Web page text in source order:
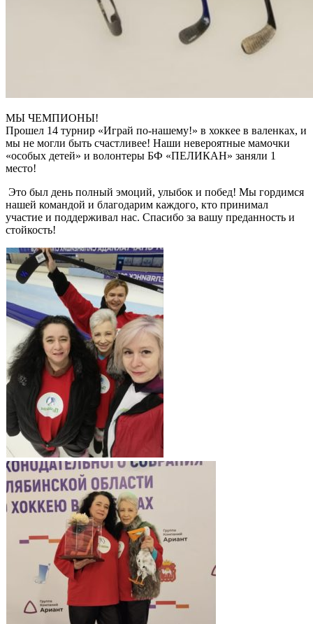
МЫ ЧЕМПИОНЫ!
Прошел 14 турнир «Играй по-нашему!» в хоккее в валенках, и
мы не могли быть счастливее! Наши невероятные мамочки
«особых детей» и волонтеры БФ «ПЕЛИКАН» заняли 1
место!
Это был день полный эмоций, улыбок и побед! Мы гордимся
нашей командой и благодарим каждого, кто принимал
участие и поддерживал нас. Спасибо за вашу преданность и
стойкость!